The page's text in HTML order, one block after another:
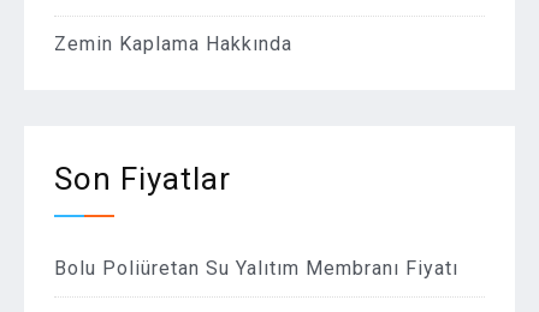
Zemin Kaplama Hakkında
Son Fiyatlar
Bolu Poliüretan Su Yalıtım Membranı Fiyatı